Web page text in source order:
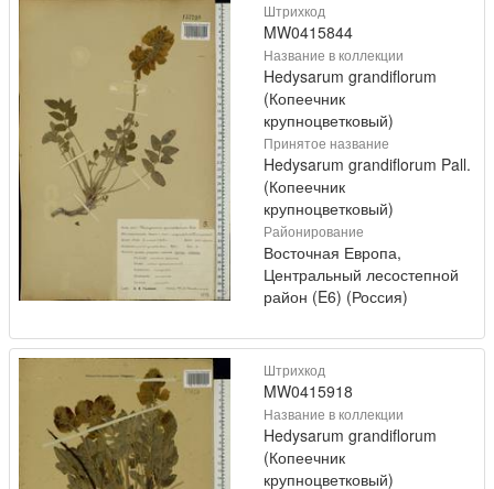
Штрихкод
MW0415844
Название в коллекции
Hedysarum grandiflorum
(Копеечник
крупноцветковый)
Принятое название
Hedysarum grandiflorum Pall.
(Копеечник
крупноцветковый)
Районирование
Восточная Европа,
Центральный лесостепной
район (E6) (Россия)
Штрихкод
MW0415918
Название в коллекции
Hedysarum grandiflorum
(Копеечник
крупноцветковый)